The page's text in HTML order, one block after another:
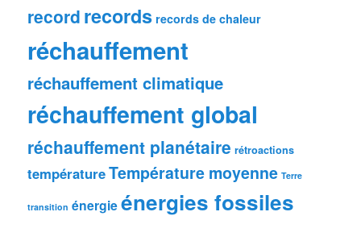
record records records de chaleur
réchauffement
réchauffement climatique
réchauffement global
réchauffement planétaire rétroactions
températureTempérature moyenne Terre
transition énergieénergies fossiles